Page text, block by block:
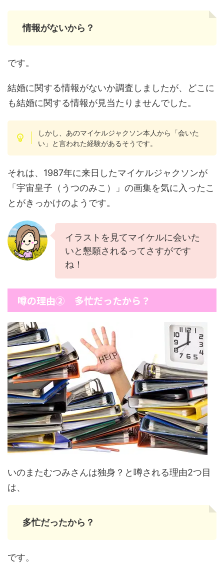
情報がないから？
です。
結婚に関する情報がないか調査しましたが、どこに
も結婚に関する情報が見当たりませんでした。
しかし、あのマイケルジャクソン本人から「会いた
い」と言われた経験があるそうです。
それは、1987年に来日したマイケルジャクソンが
「宇宙皇子（うつのみこ）」の画集を気に入ったこ
とがきっかけのようです。
イラストを見てマイケルに会いた
いと懇願されるってさすがです
ね！
噂の理由② 多忙だったから？
いのまたむつみさんは独身？と噂される理由2つ目
は、
多忙だったから？
です。